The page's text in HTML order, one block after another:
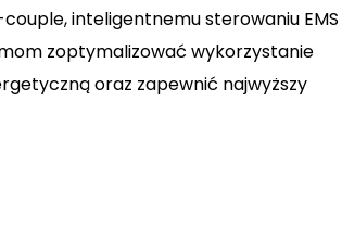
inteligentnemu sterowaniu EMS
zoptymalizować wykorzystanie
oraz zapewnić najwyższy